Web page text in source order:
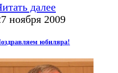
далее
ноября 2009
юбиляра!